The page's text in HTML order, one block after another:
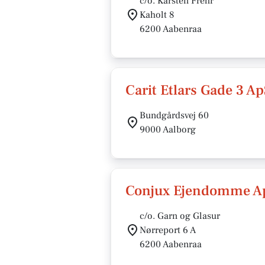
Kaholt 8
6200 Aabenraa
Carit Etlars Gade 3
Bundgårdsvej 60
9000 Aalborg
Conjux Ejendomme
c/o. Garn og Glasur
Nørreport 6 A
6200 Aabenraa